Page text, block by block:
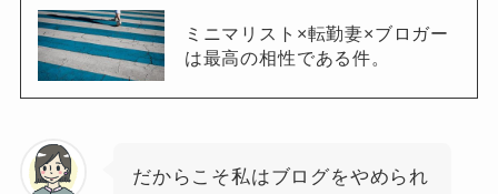
ミニマリスト×転勤妻×ブロガー
は最高の相性である件。
だからこそ私はブログをやめられ